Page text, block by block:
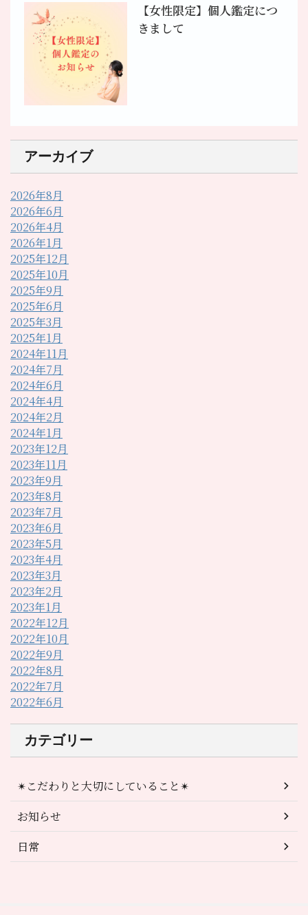
【女性限定】個人鑑定につ
きまして
アーカイブ
2026年8月
2026年6月
2026年4月
2026年1月
2025年12月
2025年10月
2025年9月
2025年6月
2025年3月
2025年1月
2024年11月
2024年7月
2024年6月
2024年4月
2024年2月
2024年1月
2023年12月
2023年11月
2023年9月
2023年8月
2023年7月
2023年6月
2023年5月
2023年4月
2023年3月
2023年2月
2023年1月
2022年12月
2022年10月
2022年9月
2022年8月
2022年7月
2022年6月
カテゴリー
✴︎こだわりと大切にしていること✴︎
お知らせ
日常